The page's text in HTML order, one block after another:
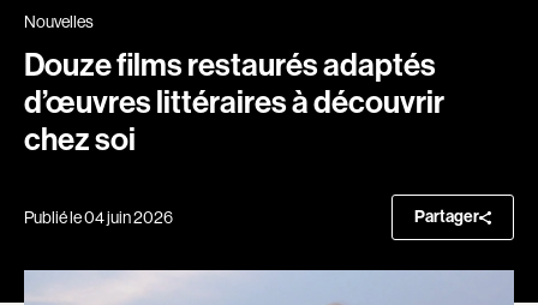
Nouvelles
Dossiers
Comment louer un film ?
FAQ
Nouvelles
Douze films restaurés adaptés
d’œuvres littéraires à découvrir
chez soi
Publié le 04 juin 2026 Partager